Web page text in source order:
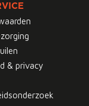
& privacy